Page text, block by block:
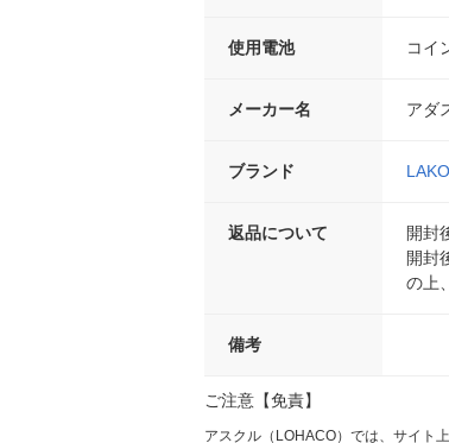
使用電池 コイ
メーカー名 アダ
ブランド
返品について
開封
開封
の上
備考
ご注意【免責】
アスクル（LOHACO）では、サイト